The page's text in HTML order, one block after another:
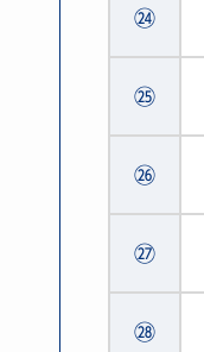
㉔
㉕
㉖
㉗
㉘